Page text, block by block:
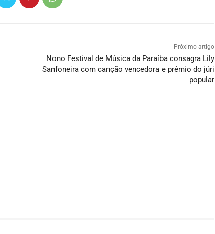
Próximo artigo
Nono Festival de Música da Paraíba consagra Lily
Sanfoneira com canção vencedora e prêmio do júri
popular